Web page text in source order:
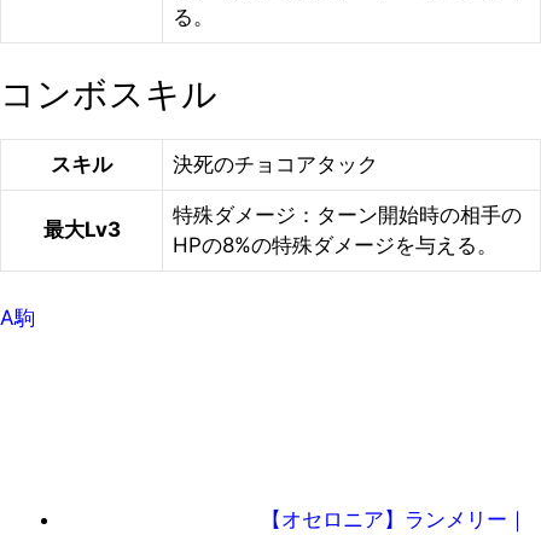
る。
コンボスキル
スキル 決死のチョコアタック
最大Lv3
特殊ダメージ：ターン開始時の相手の
HPの8%の特殊ダメージを与える。
A駒
【オセロニア】ランメリー｜